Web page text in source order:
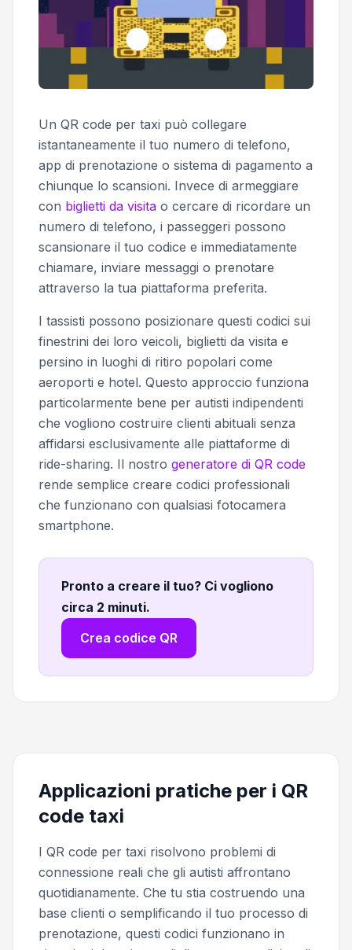
Un QR code per taxi può collegare
istantaneamente il tuo numero di telefono,
app di prenotazione o sistema di pagamento a
chiunque lo scansioni. Invece di armeggiare
con biglietti da visita o cercare di ricordare un
numero di telefono, i passeggeri possono
scansionare il tuo codice e immediatamente
chiamare, inviare messaggi o prenotare
attraverso la tua piattaforma preferita.
I tassisti possono posizionare questi codici sui
finestrini dei loro veicoli, biglietti da visita e
persino in luoghi di ritiro popolari come
aeroporti e hotel. Questo approccio funziona
particolarmente bene per autisti indipendenti
che vogliono costruire clienti abituali senza
affidarsi esclusivamente alle piattaforme di
ride-sharing. Il nostro generatore di QR code
rende semplice creare codici professionali
che funzionano con qualsiasi fotocamera
smartphone.
Pronto a creare il tuo? Ci vogliono
circa 2 minuti.
Crea codice QR
Applicazioni pratiche per i QR
code taxi
I QR code per taxi risolvono problemi di
connessione reali che gli autisti affrontano
quotidianamente. Che tu stia costruendo una
base clienti o semplificando il tuo processo di
prenotazione, questi codici funzionano in